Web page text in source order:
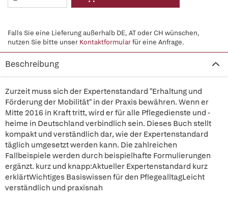
Falls Sie eine Lieferung außerhalb DE, AT oder CH wünschen,
nutzen Sie bitte unser Kontaktformularfür eine Anfrage.
Beschreibung
Zurzeit muss sich der Expertenstandard "Erhaltung und
Förderung der Mobilität" in der Praxis bewähren. Wenn er
Mitte 2016 in Kraft tritt, wird er für alle Pflegedienste und -
heime in Deutschland verbindlich sein. Dieses Buch stellt
kompakt und verständlich dar, wie der Expertenstandard
täglich umgesetzt werden kann. Die zahlreichen
Fallbeispiele werden durch beispielhafte Formulierungen
ergänzt. kurz und knapp:Aktueller Expertenstandard kurz
erklärtWichtiges Basiswissen für den PflegealltagLeicht
verständlich und praxisnah